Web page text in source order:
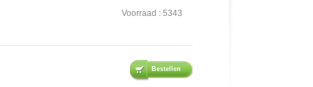
Voorraad : 5343
Bestellen